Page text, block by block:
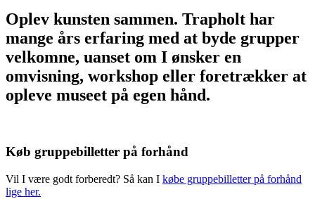
Oplev kunsten sammen. Trapholt har
mange års erfaring med at byde grupper
velkomne, uanset om I ønsker en
omvisning, workshop eller foretrækker at
opleve museet på egen hånd.
Køb gruppebilletter på forhånd
Vil I være godt forberedt? Så kan I købe gruppebilletter på forhånd
lige her.